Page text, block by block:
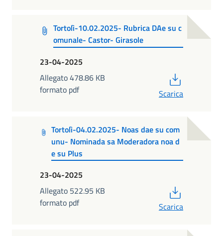
Tortolì-10.02.2025- Rubrica DAe su c
omunale- Castor- Girasole
23-04-2025
Allegato 478.86 KB
formato pdf
Scarica
Tortolì-04.02.2025- Noas dae su com
unu- Nominada sa Moderadora noa d
e su Plus
23-04-2025
Allegato 522.95 KB
formato pdf
Scarica